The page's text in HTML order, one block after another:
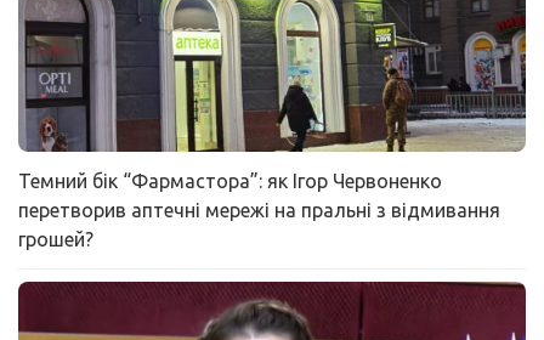
Темний бік “Фармастора”: як Ігор Червоненко
перетворив аптечні мережі на пральні з відмивання
грошей?